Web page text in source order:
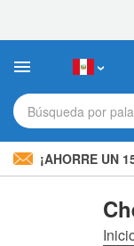
sitio
incluye
sistema
de Búsqueda por
¡AHORRE UN